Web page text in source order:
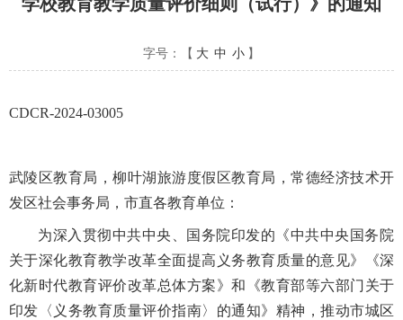
字号：【 大 中 小 】
CDCR-2024-03005
武陵区教育局，柳叶湖旅游度假区教育局，常德经济技术开
发区社会事务局，市直各教育单位：
为深入贯彻中共中央、国务院印发的《中共中央国务院
关于深化教育教学改革全面提高义务教育质量的意见》《深
化新时代教育评价改革总体方案》和《教育部等六部门关于
印发〈义务教育质量评价指南〉的通知》精神，推动市城区